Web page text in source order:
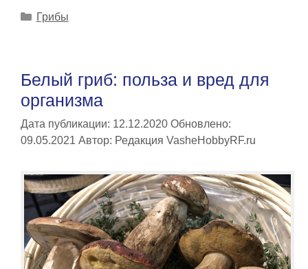
Рубрики
Грибы
Белый гриб: польза и вред для
организма
Дата публикации: 12.12.2020 Обновлено:
09.05.2021 Автор: Редакция VasheHobbyRF.ru